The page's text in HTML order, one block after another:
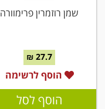
שמן רוזמרין פרימוורה
27.7 ₪
הוסף לרשימה
הוסף לסל